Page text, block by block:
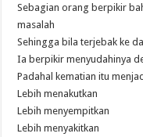
Sebagian orang berpikir
masalah
Sehingga bila terjebak ke
Ia berpikir menyudahinya
Padahal kematian itu
Lebih menakutkan
Lebih menyempitkan
Lebih menyakitkan